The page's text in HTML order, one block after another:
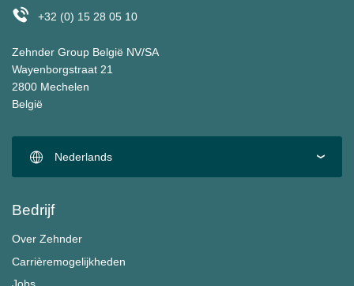
+32 (0) 15 28 05 10
Zehnder Group België NV/SA
Wayenborgstraat 21
2800 Mechelen
België
Nederlands
Bedrijf
Over Zehnder
Carrièremogelijkheden
Jobs